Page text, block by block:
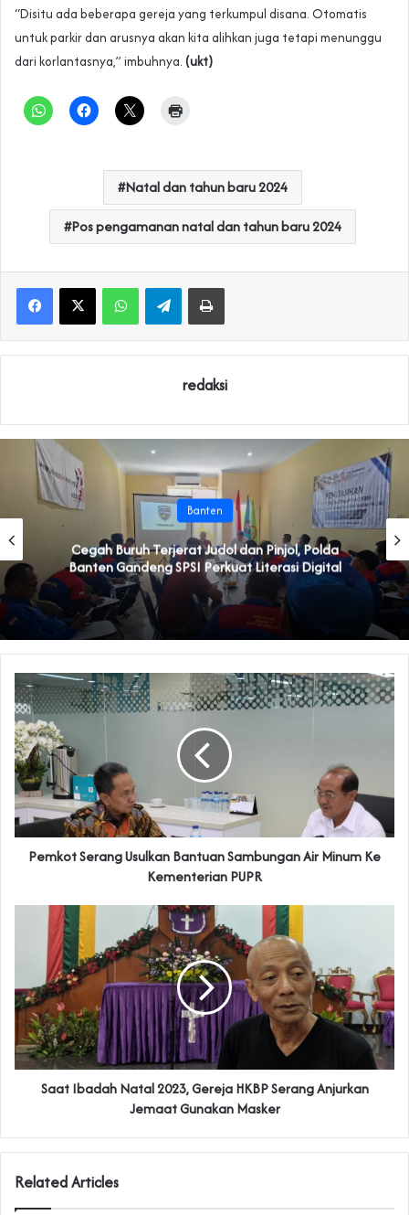
“Disitu ada beberapa gereja yang terkumpul disana. Otomatis
untuk parkir dan arusnya akan kita alihkan juga tetapi menunggu
dari korlantasnya,” imbuhnya. (ukt)
Natal dan tahun baru 2024
Pos pengamanan natal dan tahun baru 2024
WhatsAppTelegramPrint
redaksi
Banten
Cegah Buruh Terjerat Judol dan Pinjol, Polda
Banten Gandeng SPSI Perkuat Literasi Digital
Pemkot Serang Usulkan Bantuan Sambungan Air Minum Ke
Kementerian PUPR
Saat Ibadah Natal 2023, Gereja HKBP Serang Anjurkan
Jemaat Gunakan Masker
Related Articles